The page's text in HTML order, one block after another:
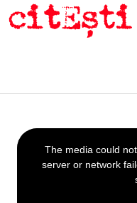
This
is
a
The media could
server or network